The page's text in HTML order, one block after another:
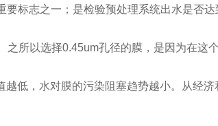
标志之一；是检验预处理系统出水是否
所以选择0.45um孔径的膜，是因为在
低，水对膜的污染阻塞趋势越小。从经